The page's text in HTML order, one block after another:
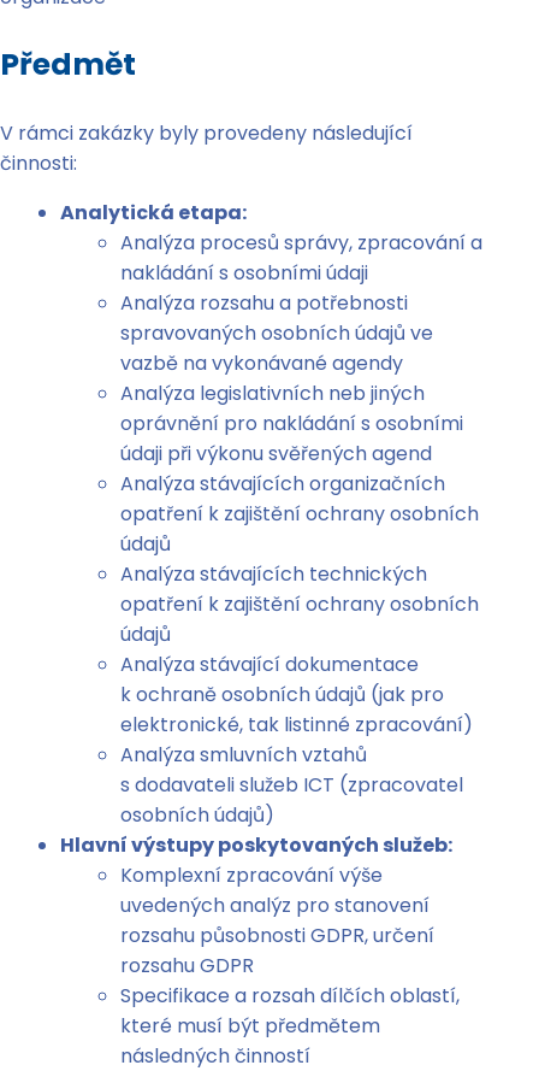
Předmět
V rámci zakázky byly provedeny následující
činnosti:
Analytická etapa:
Analýza procesů správy, zpracování a
nakládání s osobními údaji
Analýza rozsahu a potřebnosti
spravovaných osobních údajů ve
vazbě na vykonávané agendy
Analýza legislativních neb jiných
oprávnění pro nakládání s osobními
údaji při výkonu svěřených agend
Analýza stávajících organizačních
opatření k zajištění ochrany osobních
údajů
Analýza stávajících technických
opatření k zajištění ochrany osobních
údajů
Analýza stávající dokumentace
k ochraně osobních údajů (jak pro
elektronické, tak listinné zpracování)
Analýza smluvních vztahů
s dodavateli služeb ICT (zpracovatel
osobních údajů)
Hlavní výstupy poskytovaných služeb:
Komplexní zpracování výše
uvedených analýz pro stanovení
rozsahu působnosti GDPR, určení
rozsahu GDPR
Specifikace a rozsah dílčích oblastí,
které musí být předmětem
následných činností